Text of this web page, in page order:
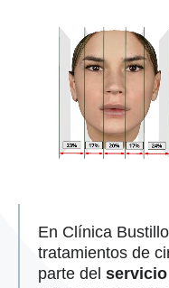
En Clínica
tratamientos de
parte del servicio